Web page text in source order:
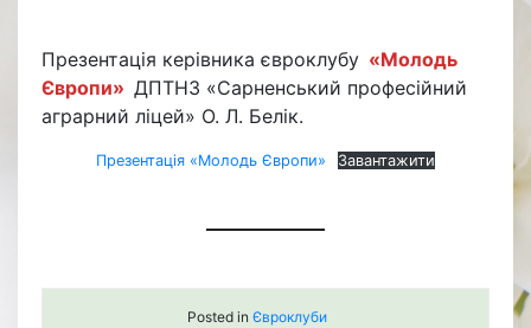
Презентація керівника євроклубу «Молодь
Європи» ДПТНЗ «Сарненський професійний
аграрний ліцей» О. Л. Белік.
Презентація «Молодь Європи» Завантажити
Posted in Євроклуби